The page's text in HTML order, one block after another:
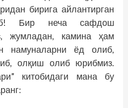
бирига айлантирган
Бир неча сафдош
жумладан, камина ҳам
намуналарни ёд олиб,
олқиш олиб юрибмиз.
китобидаги мана бу